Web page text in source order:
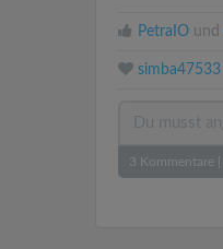
PetraIO und
simba47533
3 Kommentare